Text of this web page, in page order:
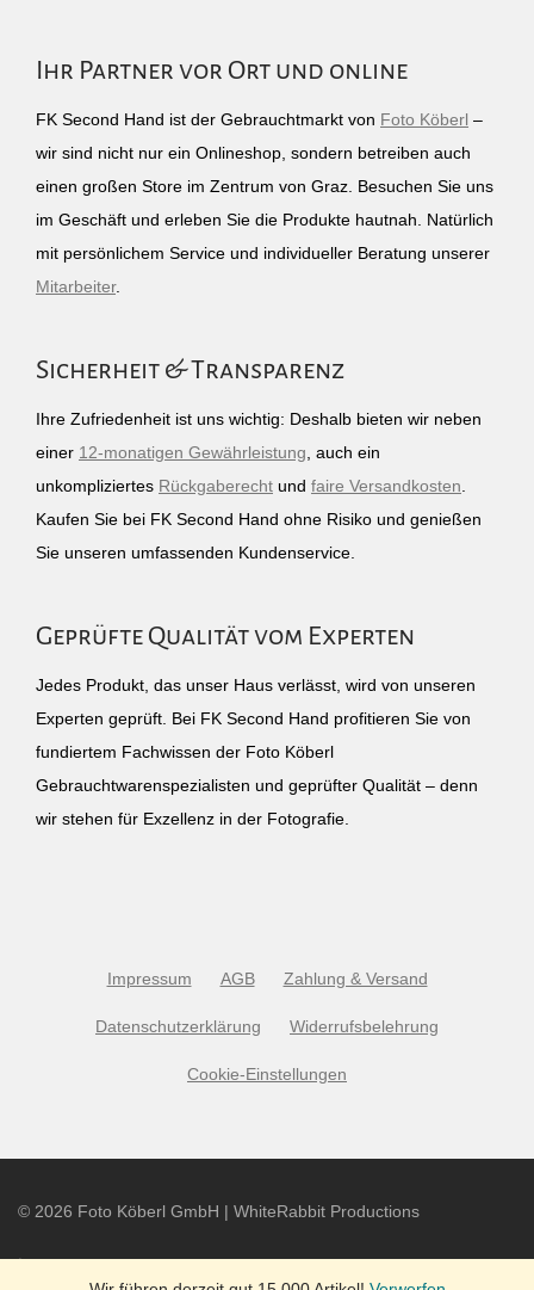
Ihr Partner vor Ort und online
FK Second Hand ist der Gebrauchtmarkt von Foto Köberl –
wir sind nicht nur ein Onlineshop, sondern betreiben auch
einen großen Store im Zentrum von Graz. Besuchen Sie uns
im Geschäft und erleben Sie die Produkte hautnah. Natürlich
mit persönlichem Service und individueller Beratung unserer
Mitarbeiter.
Sicherheit & Transparenz
Ihre Zufriedenheit ist uns wichtig: Deshalb bieten wir neben
einer 12-monatigen Gewährleistung , auch ein
unkompliziertes Rückgaberecht und faire Versandkosten
Kaufen Sie bei FK Second Hand ohne Risiko und genießen
Sie unseren umfassenden Kundenservice.
Geprüfte Qualität vom Experten
Jedes Produkt, das unser Haus verlässt, wird von unseren
Experten geprüft. Bei FK Second Hand profitieren Sie von
fundiertem Fachwissen der Foto Köberl
Gebrauchtwarenspezialisten und geprüfter Qualität – denn
wir stehen für Exzellenz in der Fotografie.
Impressum AGB Zahlung & Versand
Datenschutzerklärung Widerrufsbelehrung
Cookie-Einstellungen
© 2026 Foto Köberl GmbH | WhiteRabbit Productions